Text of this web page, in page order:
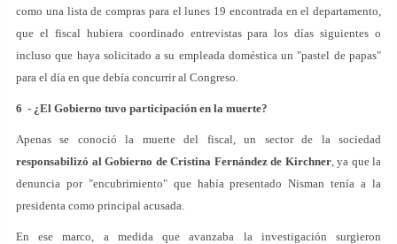
como una lista de compras para el lunes 19 encontrada en el departamento,
que el fiscal hubiera coordinado entrevistas para los días siguientes o
incluso que haya solicitado a su empleada doméstica un "pastel de papas"
para el día en que debía concurrir al Congreso.
6 - ¿El Gobierno tuvo participación en la muerte?
Apenas se conoció la muerte del fiscal, un sector de la sociedad
responsabilizó al Gobierno de Cristina Fernández de Kirchner, ya que la
denuncia por "encubrimiento" que había presentado Nisman tenía a la
presidenta como principal acusada.
En ese marco, a medida que avanzaba la investigación surgieron